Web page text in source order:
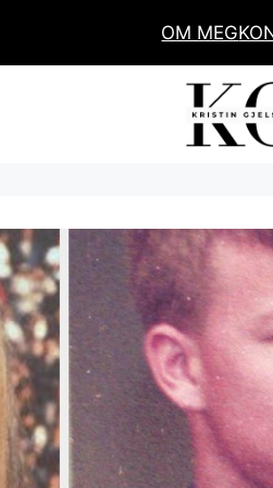
OM MEG